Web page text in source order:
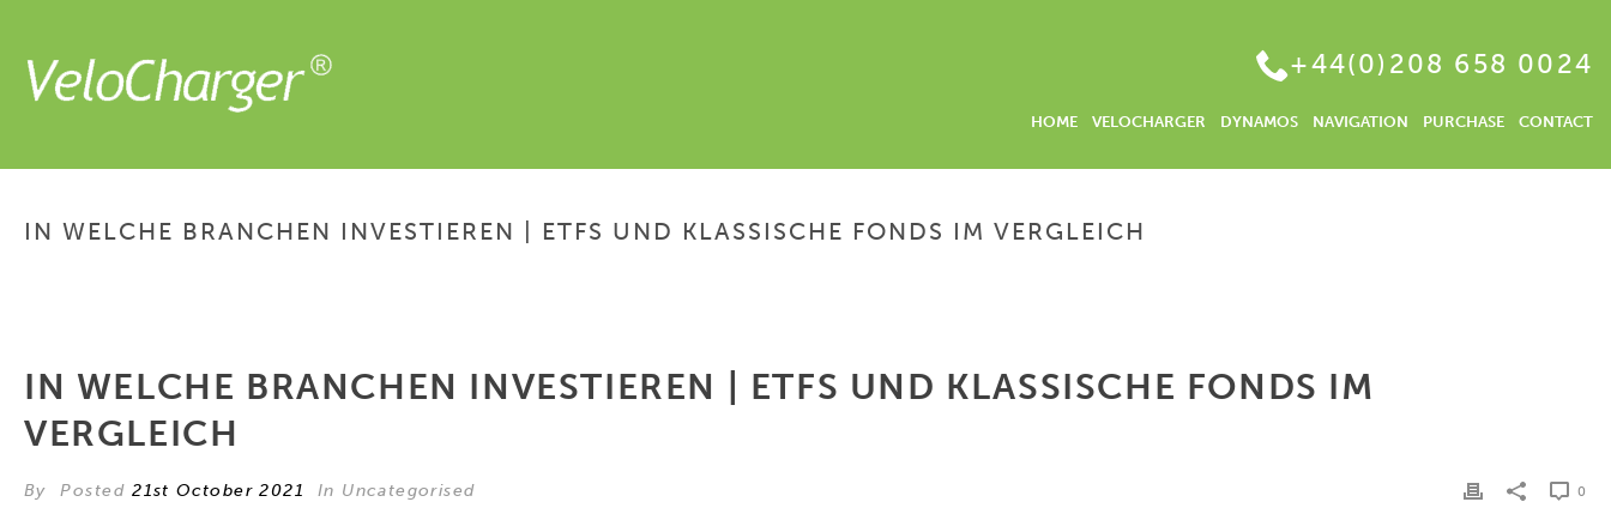
+44(0)208 658 0024
HOME VELOCHARGER DYNAMOS NAVIGATION PURCHASE CONTACT
IN WELCHE BRANCHEN INVESTIEREN | ETFS UND KLASSISCHE FONDS IM VERGLEICH
IN WELCHE BRANCHEN INVESTIEREN | ETFS UND KLASSISCHE FONDS IM
VERGLEICH
By Posted21st October 2021 In Uncategorised 0